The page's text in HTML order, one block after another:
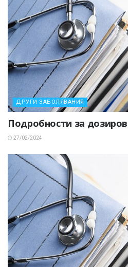
ДРУГИ ЗАБОЛЯВАНИЯ
Подробности за
27/02/2024